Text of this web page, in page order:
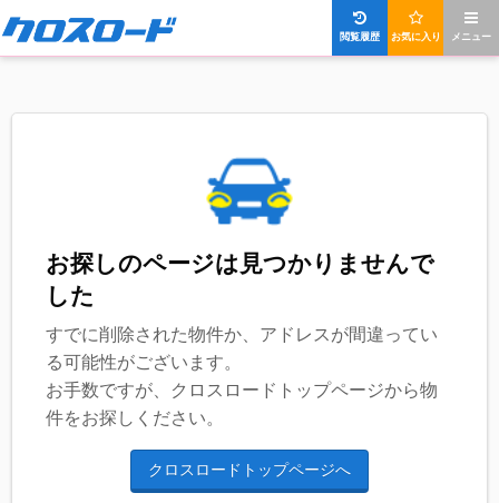
メニュー
お気に入り
閲覧履歴
お探しのページは見つかりませんで
した
すでに削除された物件か、アドレスが間違ってい
る可能性がございます。
お手数ですが、クロスロードトップページから物
件をお探しください。
クロスロードトップページへ